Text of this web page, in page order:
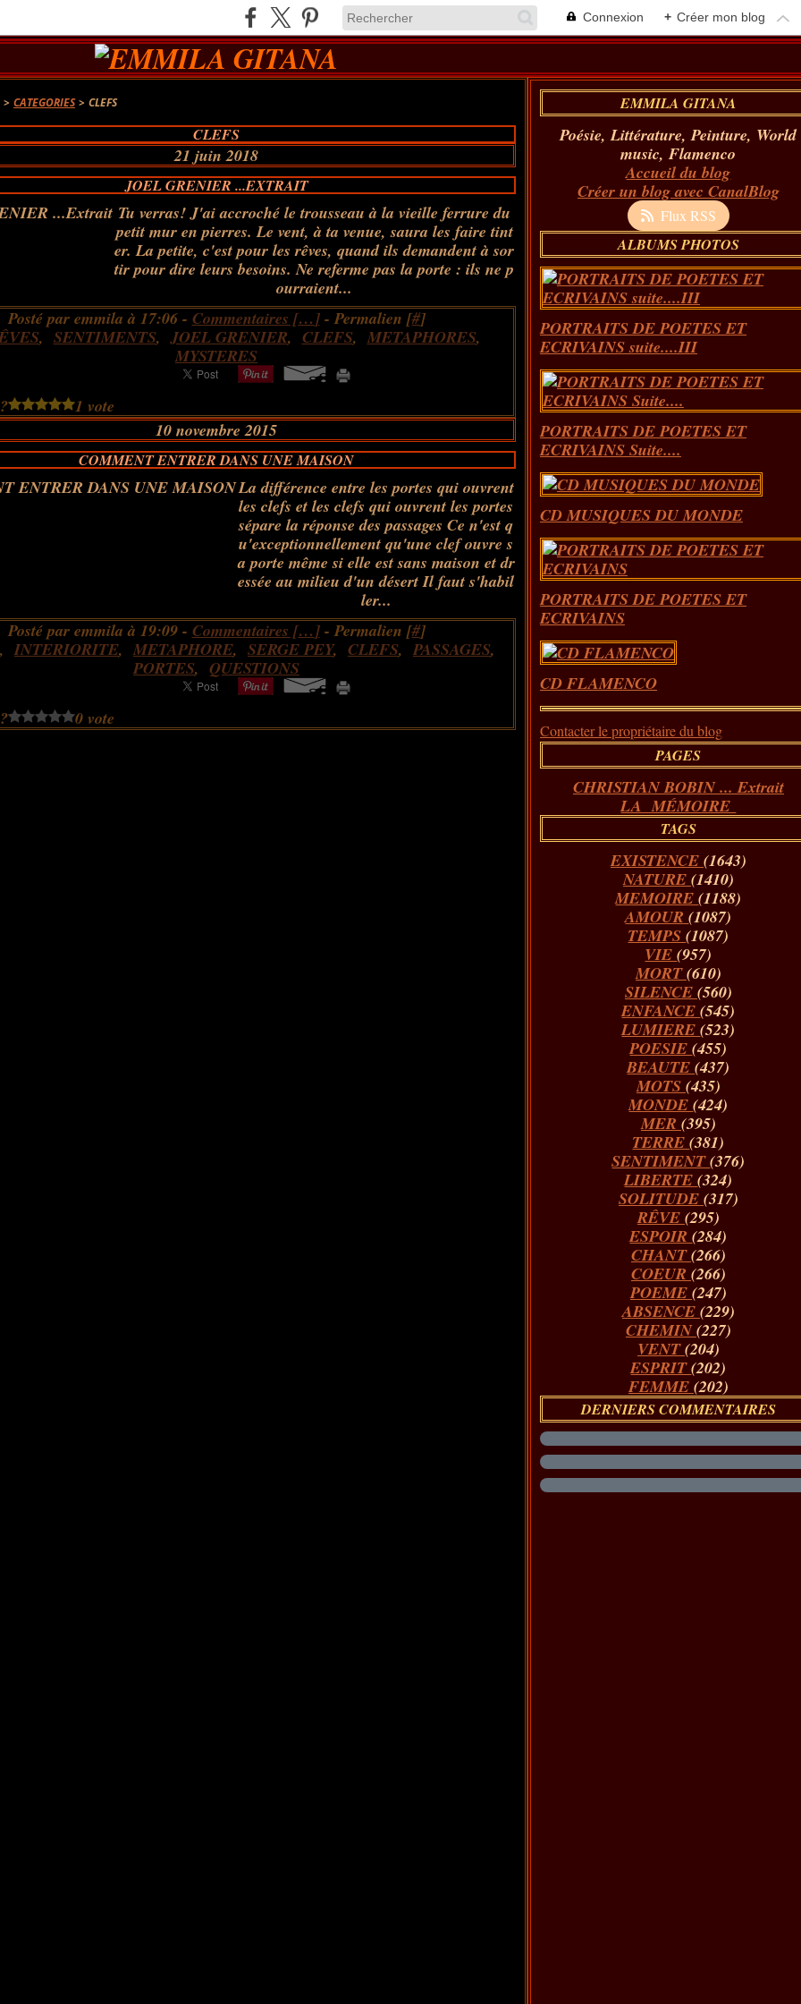
Connexion + Créer mon blog
> CATEGORIES > CLEFS
CLEFS
21 juin 2018
JOEL GRENIER ...EXTRAIT
Tu verras! J'ai accroché le trousseau à la vieille ferrure du
petit mur en pierres. Le vent, à ta venue, saura les faire tint
er. La petite, c'est pour les rêves, quand ils demandent à sor
tir pour dire leurs besoins. Ne referme pas la porte : ils ne p
ourraient...
Posté par emmila à 17:06 - Commentaires […]- Permalien [#]
, SENTIMENTS,JOEL GRENIER, CLEFS, METAPHORES,
MYSTERES
1 vote
10 novembre 2015
COMMENT ENTRER DANS UNE MAISON
La différence entre les portes qui ouvrent
les clefs et les clefs qui ouvrent les portes
sépare la réponse des passages Ce n'est q
u'exceptionnellement qu'une clef ouvre s
a porte même si elle est sans maison et dr
essée au milieu d'un désert Il faut s'habil
ler...
Posté par emmila à 19:09 - Commentaires […]- Permalien [#]
,INTERIORITE, METAPHORE, SERGE PEY, CLEFS, PASSAGES,
PORTES, QUESTIONS
0 vote
EMMILA GITANA
Poésie, Littérature, Peinture, World
music, Flamenco
Accueil du blog
Créer un blog avec CanalBlog
Flux RSS
ALBUMS PHOTOS
PORTRAITS DE POETES ET
ECRIVAINS suite....III
PORTRAITS DE POETES ET
ECRIVAINS Suite....
CD MUSIQUES DU MONDE
PORTRAITS DE POETES ET
ECRIVAINS
CD FLAMENCO
Contacter le propriétaire du blog
PAGES
CHRISTIAN BOBIN ... Extrait
LA MÉMOIRE
TAGS
EXISTENCE (1643)
NATURE (1410)
MEMOIRE(1188)
AMOUR(1087)
TEMPS(1087)
VIE(957)
MORT(610)
SILENCE (560)
ENFANCE(545)
LUMIERE(523)
POESIE(455)
BEAUTE(437)
MOTS (435)
MONDE(424)
MER (395)
TERRE(381)
SENTIMENT(376)
LIBERTE(324)
SOLITUDE (317)
RÊVE (295)
ESPOIR(284)
CHANT(266)
COEUR (266)
POEME (247)
ABSENCE (229)
CHEMIN(227)
VENT(204)
ESPRIT(202)
FEMME (202)
DERNIERS COMMENTAIRES